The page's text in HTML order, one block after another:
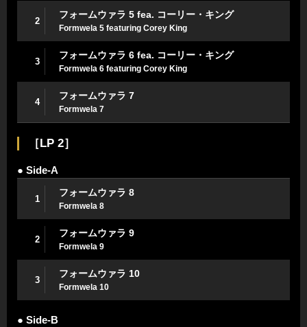
2
フォームウァラ 5 fea. コーリー・キング
Formwela 5 featuring Corey King
3
フォームウァラ 6 fea. コーリー・キング
Formwela 6 featuring Corey King
4
フォームウァラ 7
Formwela 7
［LP 2］
● Side-A
1
フォームウァラ 8
Formwela 8
2
フォームウァラ 9
Formwela 9
3
フォームウァラ 10
Formwela 10
● Side-B